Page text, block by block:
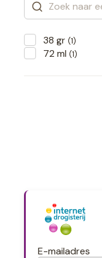
38 gr (1)
72 ml (1)
E-mailadres